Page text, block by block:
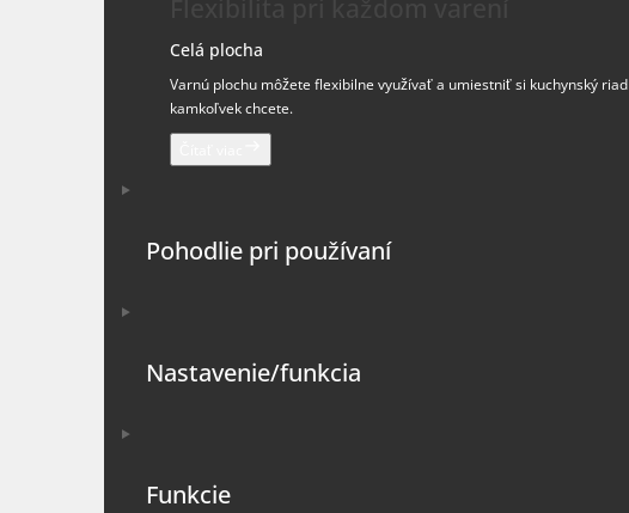
Celá plocha
Varnú plochu môžete flexibilne využívať a umiestniť si kuchynský riad
kamkoľvek chcete.
Pohodlie pri používaní
Nastavenie/funkcia
Funkcie